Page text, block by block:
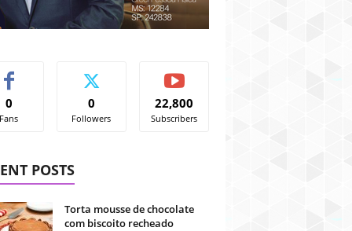
0
Fans
0
Followers
22,800
Subscribers
POSTS
Torta mousse de chocolate
com biscoito recheado